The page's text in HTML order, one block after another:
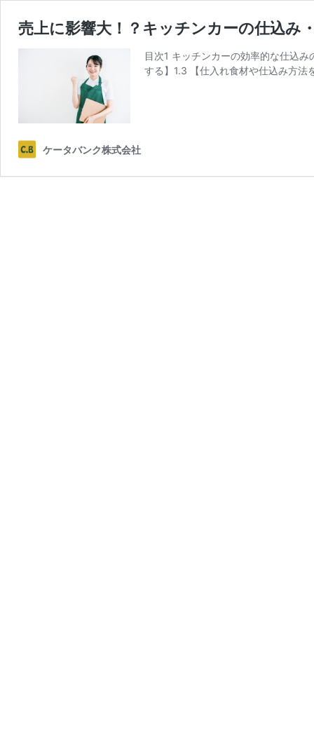
売上に影響大！？キッチンカーの仕込み
目次1 キッチンカーの効率的な仕込
する】1.3 【仕入れ食材や仕込み方
ケータバンク株式会社